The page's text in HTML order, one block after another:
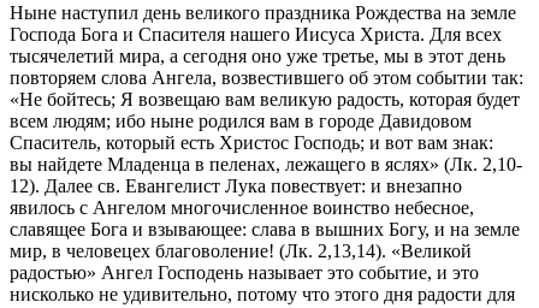
Ныне наступил день великого праздника Рождества на земле
Господа Бога и Спасителя нашего Иисуса Христа. Для всех
тысячелетий мира, а сегодня оно уже третье, мы в этот день
повторяем слова Ангела, возвестившего об этом событии так:
«Не бойтесь; Я возвещаю вам великую радость, которая будет
всем людям; ибо ныне родился вам в городе Давидовом
Спаситель, который есть Христос Господь; и вот вам знак:
вы найдете Младенца в пеленах, лежащего в яслях» (Лк. 2,10-
12). Далее св. Евангелист Лука повествует: и внезапно
явилось с Ангелом многочисленное воинство небесное,
славящее Бога и взывающее: слава в вышних Богу, и на земле
мир, в человецех благоволение! (Лк. 2,13,14). «Великой
радостью» Ангел Господень называет это событие, и это
нисколько не удивительно, потому что этого дня радости для